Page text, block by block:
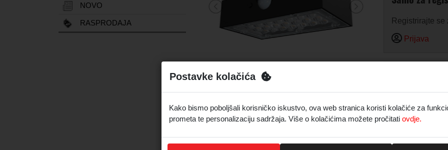
NOVO
RASPRODAJA Registrirajte
Prijava
Narudžba 1kom
Narudžba 4kom
Snaga: 3W
Postavke kolačića
Kako bismo poboljšali korisničko iskustvo, ova web stranica koristi kolačiće za
prometa te personalizaciju sadržaja. Više o kolačićima možete pročitati ovdje.